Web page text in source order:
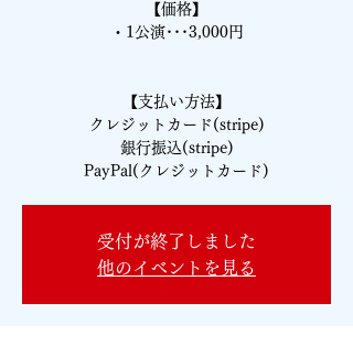
【価格】
・1公演･･･3,000円
【支払い方法】
クレジットカード(stripe)
銀行振込(stripe)
PayPal(クレジットカード)
受付が終了しました
他のイベントを見る